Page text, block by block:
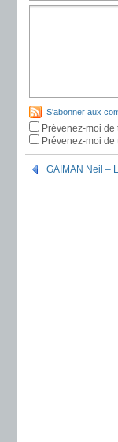
S'abonner aux
Prévenez-moi
Prévenez-moi
GAIMAN Neil –